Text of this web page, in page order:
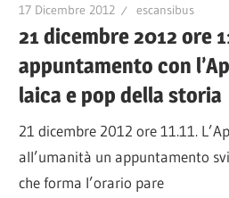
17 Dicembre 2012 escansibus
21 dicembre 2012 ore
appuntamento con
laica e pop della storia
21 dicembre 2012 ore 11.11.
all’umanità un appuntamento
che forma l’orario pare